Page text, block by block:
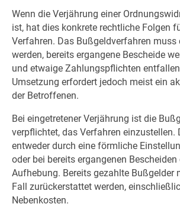
Wenn die Verjährung einer
ist, hat dies konkrete rechtliche Folgen
Verfahren. Das Bußgeldverfahren muss
werden, bereits ergangene Bescheide
und etwaige Zahlungspflichten
Umsetzung erfordert jedoch meist ein
der Betroffenen.
Bei eingetretener Verjährung ist die
verpflichtet, das Verfahren einzustellen.
entweder durch eine förmliche
oder bei bereits ergangenen Bescheiden
Aufhebung. Bereits gezahlte Bußgelder
Fall zurückerstattet werden,
Nebenkosten.